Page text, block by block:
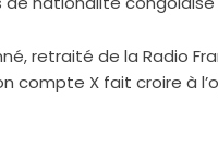
retraité de la Radio
compte X fait croire à